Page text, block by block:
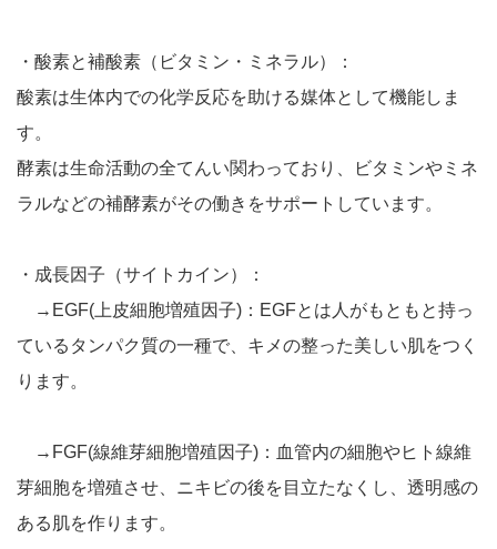
・酸素と補酸素（ビタミン・ミネラル）：
酸素は生体内での化学反応を助ける媒体として機能しま
す。
酵素は生命活動の全てんい関わっており、ビタミンやミネ
ラルなどの補酵素がその働きをサポートしています。
・成長因子（サイトカイン）：
→EGF(上皮細胞増殖因子)：EGFとは人がもともと持っ
ているタンパク質の一種で、キメの整った美しい肌をつく
ります。
→FGF(線維芽細胞増殖因子)：血管内の細胞やヒト線維
芽細胞を増殖させ、ニキビの後を目立たなくし、透明感の
ある肌を作ります。